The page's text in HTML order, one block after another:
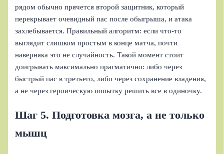
рядом обычно прячется второй защитник, который
перекрывает очевидный пас после обыгрыша, и атака
захлебывается. Правильный алгоритм: если что‑то
выглядит слишком простым в конце матча, почти
наверняка это не случайность. Такой момент стоит
доигрывать максимально прагматично: либо через
быстрый пас в третьего, либо через сохранение владения,
а не через героическую попытку решить все в одиночку.
Шаг 5. Подготовка мозга, а не только
мышц